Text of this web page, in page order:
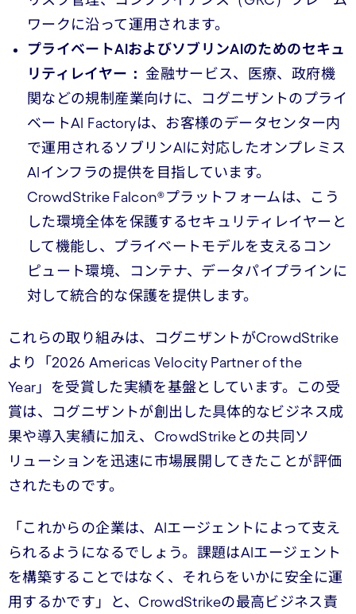
ワークに沿って運用されます。
プライベートAIおよびソブリンAIのためのセキュ
リティレイヤー： 金融サービス、医療、政府機
関などの規制産業向けに、コグニザントのプライ
ベートAI Factoryは、お客様のデータセンター内
で運用されるソブリンAIに対応したオンプレミス
AIインフラの提供を目指しています。
CrowdStrike Falcon®プラットフォームは、こう
した環境全体を保護するセキュリティレイヤーと
して機能し、プライベートモデルを支えるコン
ピュート環境、コンテナ、データパイプラインに
対して統合的な保護を提供します。
これらの取り組みは、コグニザントがCrowdStrike
より「2026 Americas Velocity Partner of the
Year」を受賞した実績を基盤としています。この受
賞は、コグニザントが創出した具体的なビジネス成
果や導入実績に加え、CrowdStrikeとの共同ソ
リューションを迅速に市場展開してきたことが評価
されたものです。
「これからの企業は、AIエージェントによって支え
られるようになるでしょう。課題はAIエージェント
を構築することではなく、それらをいかに安全に運
用するかです」と、CrowdStrikeの最高ビジネス責